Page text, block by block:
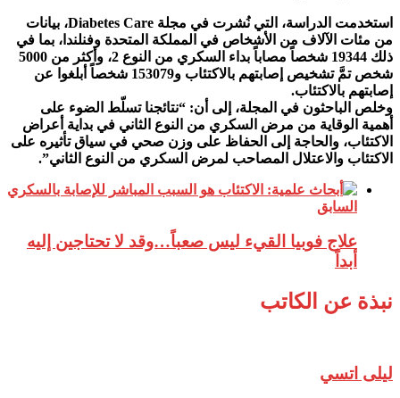
استخدمت الدراسة، التي نُشرت في مجلة Diabetes Care، بيانات
من مئات الآلاف من الأشخاص في المملكة المتحدة وفنلندا، بما في
ذلك 19344 شخصاً مصاباً بداء السكري من النوع 2، وأكثر من 5000
شخص تمَّ تشخيص إصابتهم بالاكتئاب و153079 شخصاً أبلغوا عن
إصابتهم بالاكتئاب.
وخلص الباحثون في المجلة، إلى أن: “نتائجنا تسلّط الضوء على
أهمية الوقاية من مرض السكري من النوع الثاني في بداية أعراض
الاكتئاب، والحاجة إلى الحفاظ على وزن صحي في سياق تأثيره على
الاكتئاب والاعتلال المصاحب لمرض السكري من النوع الثاني”.
السابق
علاج فوبيا القيء ليس صعباً…وقد لا تحتاجين إليه
أبداً
نبذة عن الكاتب
ليلى اتسي